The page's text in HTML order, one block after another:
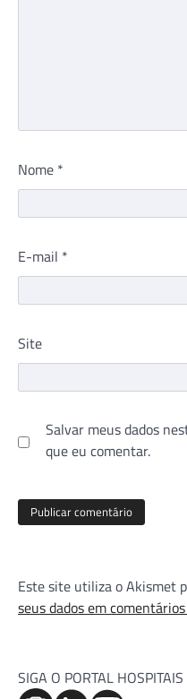
Nome *
E-mail *
Site
Salvar meus dados
que eu comentar.
Este site utiliza o Akismet
seus dados em
SIGA O PORTAL